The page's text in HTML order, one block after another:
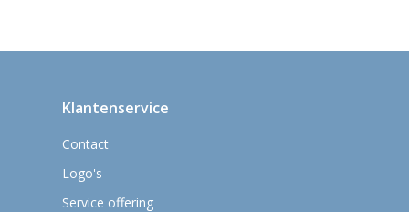
Klantenservice
Contact
Logo's
Service offering